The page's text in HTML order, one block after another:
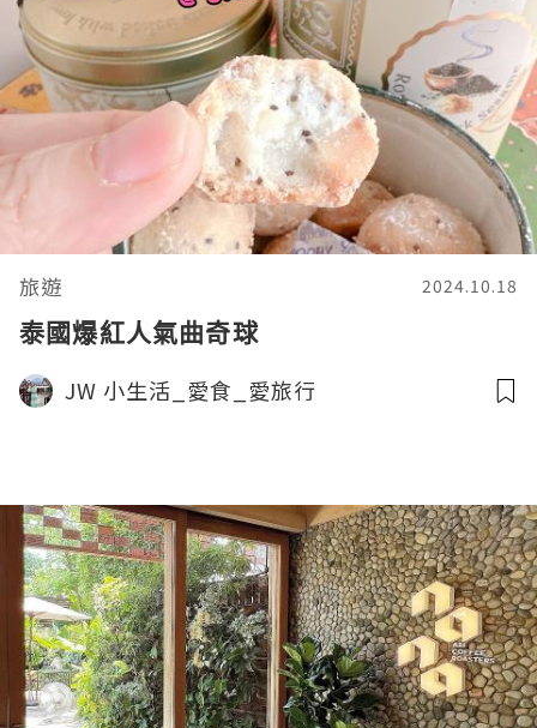
旅遊 2024.10.18
泰國爆紅人氣曲奇球
JW 小生活_愛食_愛旅行